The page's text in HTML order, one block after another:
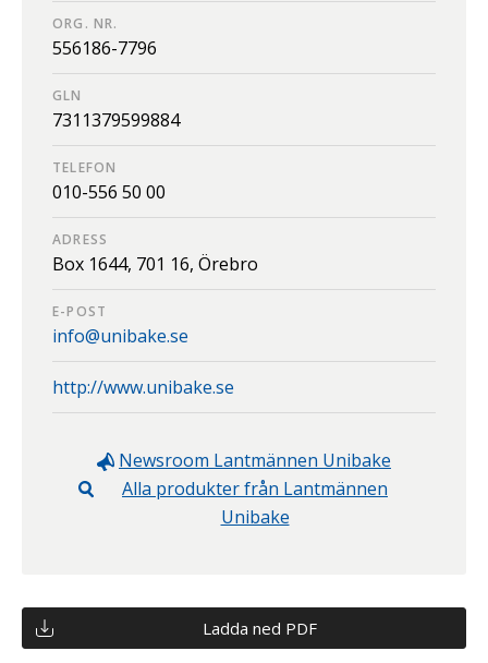
ORG. NR.
556186-7796
GLN
7311379599884
TELEFON
010-556 50 00
ADRESS
Box 1644, 701 16, Örebro
E-POST
info@unibake.se
http://www.unibake.se
Newsroom Lantmännen Unibake
Alla produkter från Lantmännen
Unibake
Ladda ned PDF